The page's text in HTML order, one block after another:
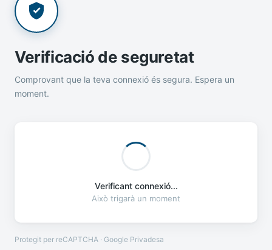
Verificació de seguretat
Comprovant que la teva connexió és segura. Espera un
moment.
Verificant connexió...
Això trigarà un moment
Protegit per reCAPTCHA · Google Privadesa